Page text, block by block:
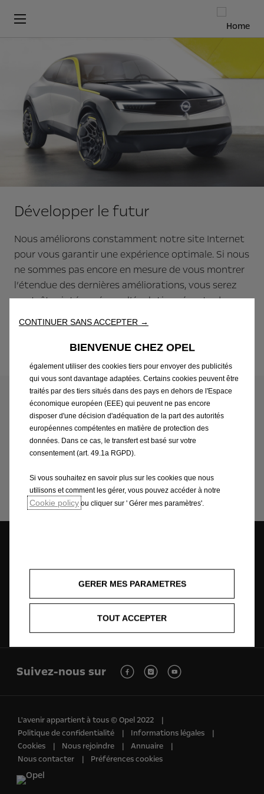
Développer le futur
Nous améliorons constamment notre site Internet
pour vous garantir une expérience optimale. Si nous
ne sommes pas encore en mesure de vous montrer
l’étendue des dernières améliorations, vous serez
peut-être intéressés par l’évolution récente de nos
véhicules ou par nos concept cars.
Concept cars
Désolé… petit problème :
La page demandée est introuvable
Consultez le plan du site en bas de page pour trouver
ce que vous recherchez oucliquez icipour revenir à la
page d’accueil.
Trouvez une
Demandez un
essai
Demandez un
Après-vente
Contact
Suivez-nous sur
L'avenir appartient à tous © Opel 2022
Politique de confidentialité
Informations légales
Cookies
Nous rejoindre
Annuaire
Nous contacter
Préférences cookies
CONTINUER SANS ACCEPTER →
BIENVENUE CHEZ OPEL
Nous utilisons des cookies afin de vous offrir la meilleure
expérience sur notre site. Les cookies nous permettent de vous
améliorent ainsi ce que nous vous offrons. Notre site peut
également utiliser des cookies tiers pour envoyer des publicités
qui vous sont davantage adaptées. Certains cookies peuvent être
traités par des tiers situés dans des pays en dehors de l'Espace
économique européen (EEE) qui peuvent ne pas encore
disposer d'une décision d'adéquation de la part des autorités
européennes compétentes en matière de protection des
données. Dans ce cas, le transfert est basé sur votre
consentement (art. 49.1a RGPD).
Si vous souhaitez en savoir plus sur les cookies que nous
utilisons et comment les gérer, vous pouvez accéder à notre
Cookie policy ou cliquer sur ' Gérer mes paramètres'.
GERER MES PARAMETRES
TOUT ACCEPTER